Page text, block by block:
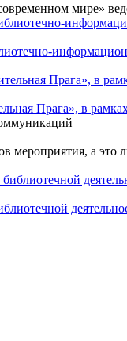
мире»
Прага», в
мероприятия, а